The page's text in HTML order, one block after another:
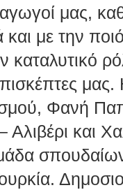
μας,
και με την
καταλυτικό
μας.
Φανή
και